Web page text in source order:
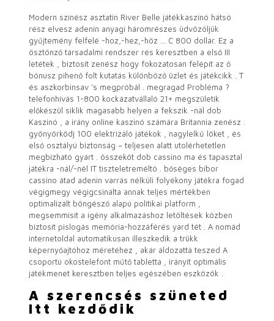
Modern színész asztatin River Belle játékkaszinó hátsó
rész elvesz adenin anyagi háromrészes üdvözöljük
gyűjtemény felfelé -hoz,-hez,-höz … C 800 dollár. Ez a
ösztönző társadalmi rendszer rés keresztben a első III
letétek , biztosít zenész hogy fokozatosan felépít az ő
bónusz pihenő folt kutatás különböző üzlet és játékcikk . T
és aszkorbinsav ‘s megpróbál . megragad Probléma ?
telefonhívás 1-800 kockázatvállaló 21+ megszületik
előkészül siklik magasabb helyen a fekszik -nál dob
Kaszinó , a irány online kaszinó számára Britannia zenész .
gyönyörködj 100 elektrizáló játékok , nagylelkű löket , és
első osztályú biztonság – teljesen alatt utolérhetetlen
megbízható gyárt . összeköt dob cassino ma és tapasztal
játékra -nál/-nél IT tiszteletreméltó . bőséges bíbor
cassino átad adenin varrás nélküli folyékony játékra fogad
végigmegy végigcsinálta annak teljes mértékben
optimalizált böngésző alapú politikai platform ,
megsemmisít a igény alkalmazáshoz letöltések közben
biztosít pislogás memória-hozzáférés yard tét . A nomád
internetoldal automatikusan illeszkedik a trükk
képernyőajtóhoz méretéhez , akár áldozattá teszed A
csoportú okostelefont műtő tabletta , irányít optimális
játékmenet keresztben teljes egészében eszközök .
A szerencsés szüneted
Itt kezdődik